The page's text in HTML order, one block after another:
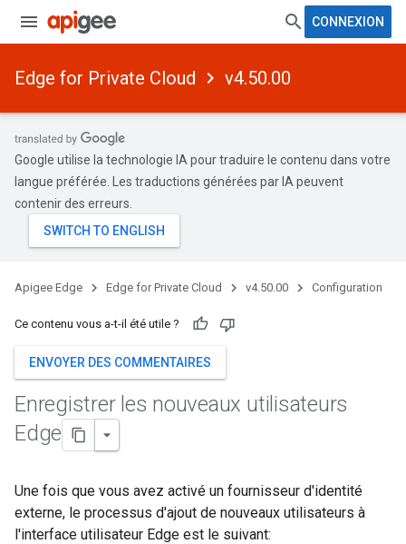
CONNEXION
Edge for Private Cloud v4.50.00
Google utilise la technologie IA pour traduire le contenu dans votre
langue préférée. Les traductions générées par IA peuvent
contenir des erreurs.
Apigee Edge Edge for Private Cloud v4.50.00 Configuration
Ce contenu vous a-t-il été utile ?
ENVOYER DES COMMENTAIRES
Enregistrer les nouveaux utilisateurs
Edge
Une fois que vous avez activé un fournisseur d'identité
externe, le processus d'ajout de nouveaux utilisateurs à
l'interface utilisateur Edge est le suivant: